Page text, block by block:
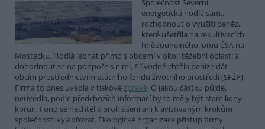
Společnost Severní
energetická hodlá sama
rozhodnout o využití peněz,
které ušetřila na rekultivacích
hnědouhelného lomu ČSA na
Mostecku. Hodlá jednat přímo s obcemi v okolí těžební oblasti a
dohodnout se na podpoře s nimi. Původně chtěla peníze dát
obcím prostřednictvím Státního fondu životního prostředí (SFŽP).
Firma to dnes uvedla v tiskovézprávě. O jakou částku půjde,
neuvedla, podle předchozích informací by to měly být stamiliony
korun. Fond se nechtěl k prohlášení ani k avizovaným krokům
společnosti vyjadřovat. Ekologické organizace přístup firmy